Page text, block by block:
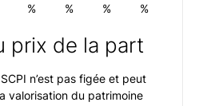
%
%
%
%
prix de la part
n’est pas figée et peut
valorisation du patrimoine